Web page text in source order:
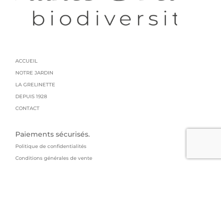
ACCUEIL
NOTRE JARDIN
LA GRELINETTE
DEPUIS 1928
CONTACT
Paiements sécurisés.
Politique de confidentialités
Conditions générales de vente